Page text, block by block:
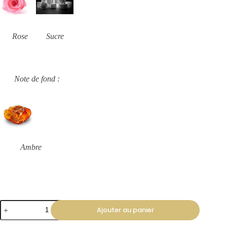
Rose Sucre
Note de fond :
Ambre
Ajouter au panier